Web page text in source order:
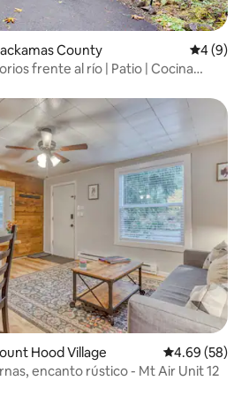
County
4 (9)
frente al río | Patio | Cocina
Hood Village Calificación
4.69 (58)
encanto rústico - Mt Air Unit 12